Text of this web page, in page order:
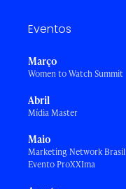
Eventos
Março
Women to Watch Summit
Abril
Mídia Master
Maio
Marketing Network Brasil
Evento ProXXIma